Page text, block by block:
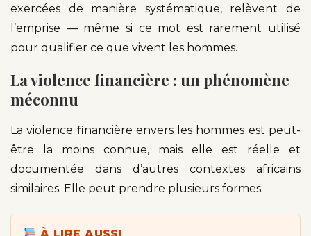
exercées de manière systématique, relèvent de
l’emprise — même si ce mot est rarement utilisé
pour qualifier ce que vivent les hommes.
La violence financière : un phénomène
méconnu
La violence financière envers les hommes est peut-
être la moins connue, mais elle est réelle et
documentée dans d’autres contextes africains
similaires. Elle peut prendre plusieurs formes.